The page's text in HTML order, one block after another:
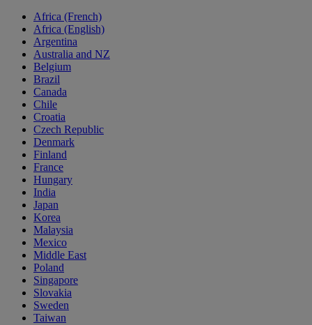
Africa (French)
Africa (English)
Argentina
Australia and NZ
Belgium
Brazil
Canada
Chile
Croatia
Czech Republic
Denmark
Finland
France
Hungary
India
Japan
Korea
Malaysia
Mexico
Middle East
Poland
Singapore
Slovakia
Sweden
Taiwan